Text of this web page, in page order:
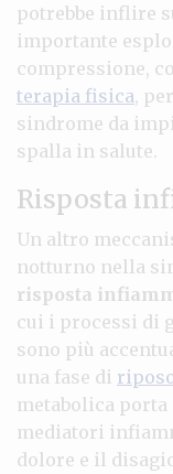
potrebbe inflire
importante
compressione,
terapia fisica,
sindrome da
spalla in salute.
Risposta
Un altro
notturno nella
risposta
cui i processi di
sono più
una fase di
metabolica porta
mediatori
dolore e il